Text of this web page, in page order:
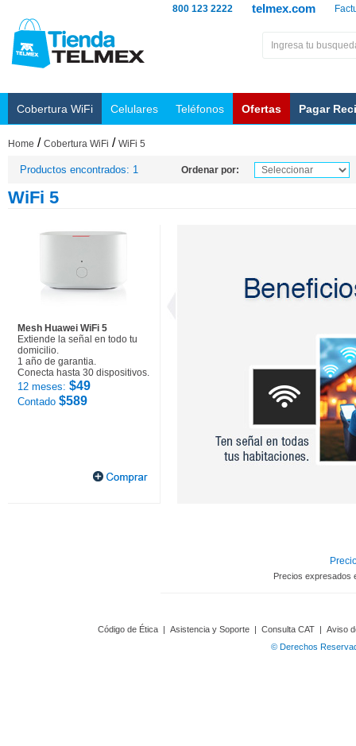
telmex.com
800 123 2222
Cobertura WiFi Celulares Teléfonos Ofertas Pagar
Home / Cobertura WiFi / WiFi 5
Productos encontrados: 1 Ordenar por:
WiFi 5
Mesh Huawei WiFi 5
Extiende la señal en todo tu
domicilio.
1 año de garantia.
Conecta hasta 30 dispositivos.
12 meses: $49
Contado $589
Precios expresados
Código de Ética | Asistencia y Soporte | Consulta CAT | Aviso
© Derechos